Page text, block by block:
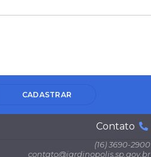
CADASTRAR
Contato
(16) 3690-2900
contato@jardinopolis.sp.gov.br